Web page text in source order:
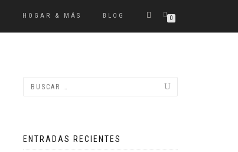
HOGAR & MÁS BLOG 0
ENTRADAS RECIENTES